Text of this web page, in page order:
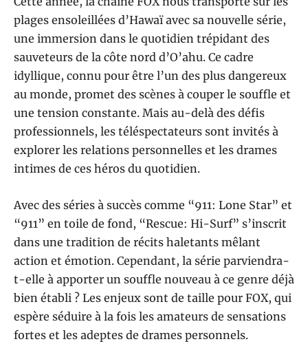
plages ensoleillées d’Hawaï avec sa nouvelle série,
une immersion dans le quotidien trépidant des
sauveteurs de la côte nord d’O’ahu. Ce cadre
idyllique, connu pour être l’un des plus dangereux
au monde, promet des scènes à couper le souffle et
une tension constante. Mais au-delà des défis
professionnels, les téléspectateurs sont invités à
explorer les relations personnelles et les drames
intimes de ces héros du quotidien.
Avec des séries à succès comme “911: Lone Star” et
“911” en toile de fond, “Rescue: Hi-Surf” s’inscrit
dans une tradition de récits haletants mêlant
action et émotion. Cependant, la série parviendra-
t-elle à apporter un souffle nouveau à ce genre déjà
bien établi ? Les enjeux sont de taille pour FOX, qui
espère séduire à la fois les amateurs de sensations
fortes et les adeptes de drames personnels.